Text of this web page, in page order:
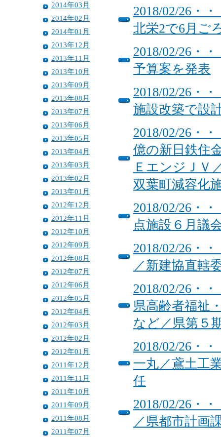
2014年03月
2014年02月
2014年01月
2013年12月
2013年11月
2013年10月
2013年09月
2013年08月
2013年07月
2013年06月
2013年05月
2013年04月
2013年03月
2013年02月
2013年01月
2012年12月
2012年11月
2012年10月
2012年09月
2012年08月
2012年07月
2012年06月
2012年05月
2012年04月
2012年03月
2012年02月
2012年01月
2011年12月
2011年11月
2011年10月
2011年09月
2011年08月
2011年07月
2018/02/26・
北栄2で6月ご
2018/02/26・
予算案を発表
2018/02/26・
施設改築で設
2018/02/26・
億の新日鉄住
ＥエンジＪＶ
双葉町減容化
2018/02/26・
点施設６月議
2018/02/26・
／新建協直轄
2018/02/26・
県高齢者福祉
など／県第５
2018/02/26・
一丸／鳶土工
任
2018/02/26・
／県都市計画